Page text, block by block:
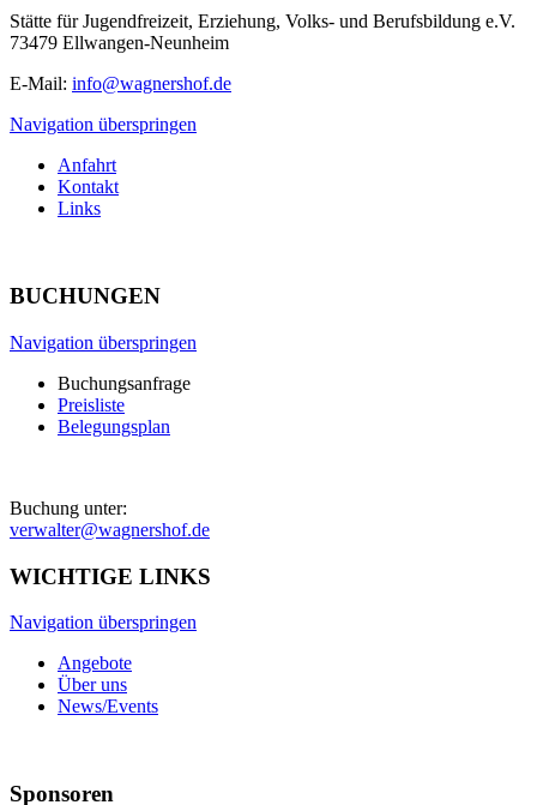
Stätte für Jugendfreizeit, Erziehung, Volks- und Berufsbildung e.V.
73479 Ellwangen-Neunheim
E-Mail: info@wagnershof.de
Navigation überspringen
Anfahrt
Kontakt
Links
BUCHUNGEN
Navigation überspringen
Buchungsanfrage
Preisliste
Belegungsplan
Buchung unter:
verwalter@wagnershof.de
WICHTIGE LINKS
Navigation überspringen
Angebote
Über uns
News/Events
Sponsoren